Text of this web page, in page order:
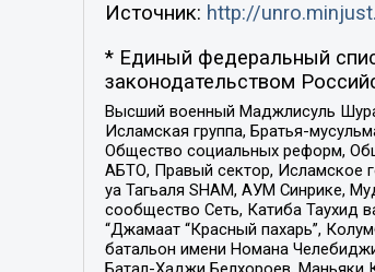
Источник: http://
* Единый федеральный
законодательством
Высший военный Маджлисуль
Исламская группа, Братья-
Общество социальных реформ,
АБТО, Правый сектор, Исламское
уа Тагьаля SHAM, АУМ Синрике,
сообщество Сеть, Катиба Таухид
“Джамаат “Красный пахарь”,
батальон имени Номана